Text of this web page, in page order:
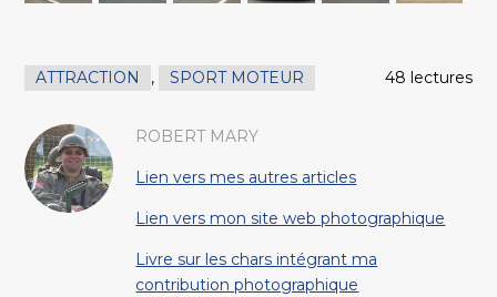
ATTRACTION , SPORT MOTEUR 48 lectures
ROBERT MARY
Lien vers mes autres articles
Lien vers mon site web photographique
Livre sur les chars intégrant ma
contribution photographique